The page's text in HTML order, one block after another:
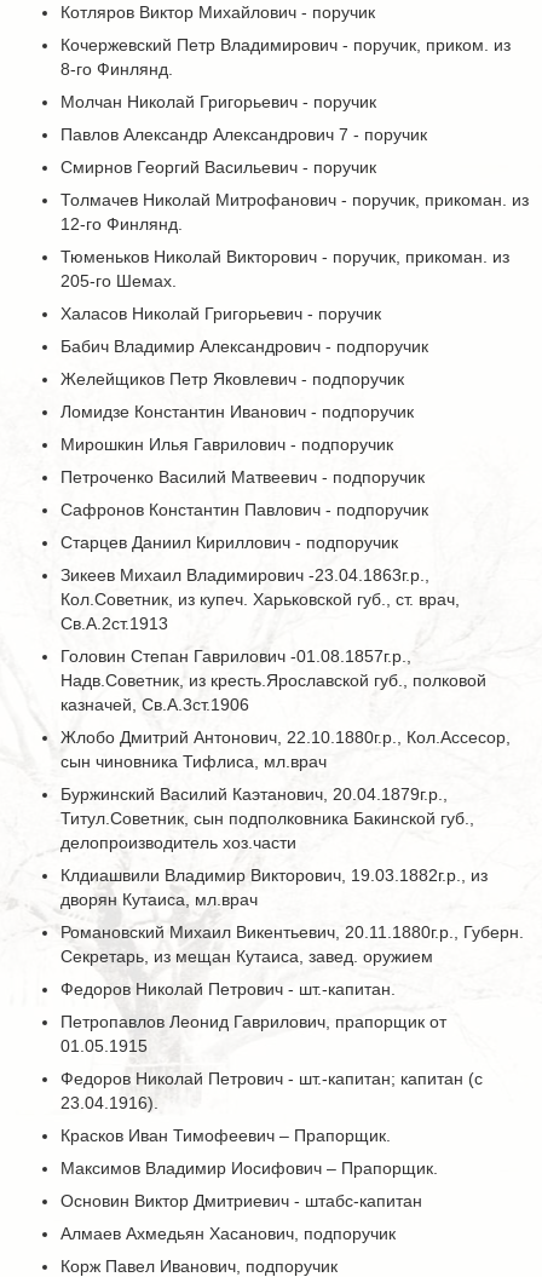
Котляров Виктор Михайлович - поручик
Кочержевский Петр Владимирович - поручик, приком. из
8-го Финлянд.
Молчан Николай Григорьевич - поручик
Павлов Александр Александрович 7 - поручик
Смирнов Георгий Васильевич - поручик
Толмачев Николай Митрофанович - поручик, прикоман. из
12-го Финлянд.
Тюменьков Николай Викторович - поручик, прикоман. из
205-го Шемах.
Халасов Николай Григорьевич - поручик
Бабич Владимир Александрович - подпоручик
Желейщиков Петр Яковлевич - подпоручик
Ломидзе Константин Иванович - подпоручик
Мирошкин Илья Гаврилович - подпоручик
Петроченко Василий Матвеевич - подпоручик
Сафронов Константин Павлович - подпоручик
Старцев Даниил Кириллович - подпоручик
Зикеев Михаил Владимирович -23.04.1863г.р.,
Кол.Советник, из купеч. Харьковской губ., ст. врач,
Св.А.2ст.1913
Головин Степан Гаврилович -01.08.1857г.р.,
Надв.Советник, из кресть.Ярославской губ., полковой
казначей, Св.А.3ст.1906
Жлобо Дмитрий Антонович, 22.10.1880г.р., Кол.Ассесор,
сын чиновника Тифлиса, мл.врач
Буржинский Василий Каэтанович, 20.04.1879г.р.,
Титул.Советник, сын подполковника Бакинской губ.,
делопроизводитель хоз.части
Клдиашвили Владимир Викторович, 19.03.1882г.р., из
дворян Кутаиса, мл.врач
Романовский Михаил Викентьевич, 20.11.1880г.р., Губерн.
Секретарь, из мещан Кутаиса, завед. оружием
Федоров Николай Петрович - шт.-капитан.
Петропавлов Леонид Гаврилович, прапорщик от
01.05.1915
Федоров Николай Петрович - шт.-капитан; капитан (с
23.04.1916).
Красков Иван Тимофеевич – Прапорщик.
Максимов Владимир Иосифович – Прапорщик.
Основин Виктор Дмитриевич - штабс-капитан
Алмаев Ахмедьян Хасанович, подпоручик
Корж Павел Иванович, подпоручик